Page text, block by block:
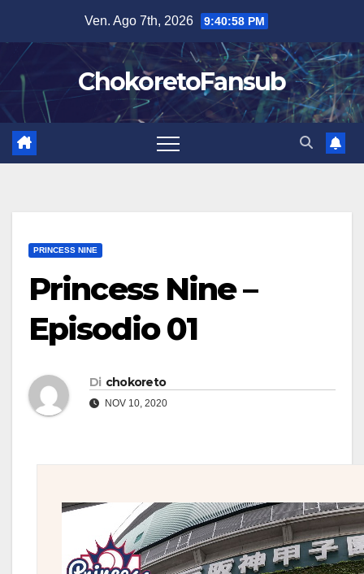
contenuto
Ven. Ago 7th, 2026 9:40:59 PM
ChokoretoFansub
PRINCESS NINE
Princess Nine –
Episodio 01
Di chokoreto
NOV 10, 2020